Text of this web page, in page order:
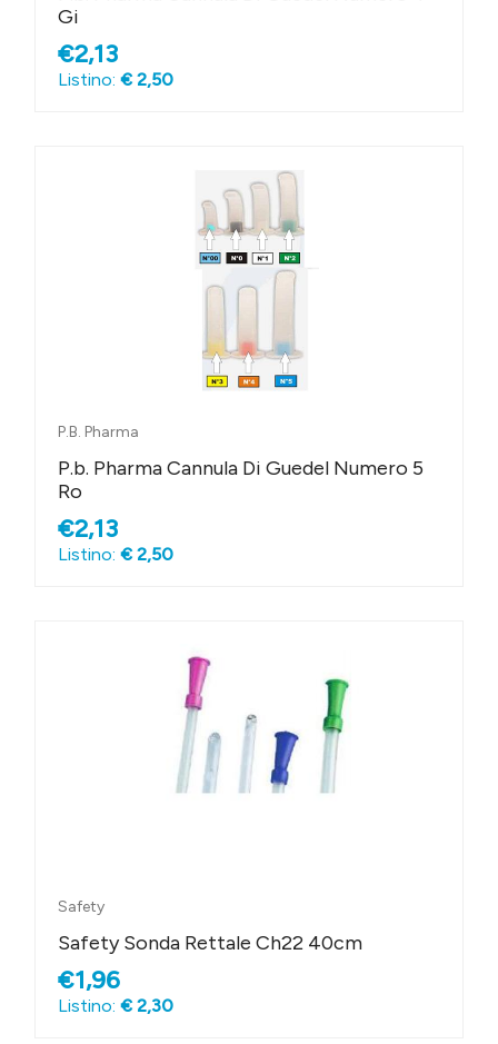
Gi
€2,13
Listino: € 2,50
P.B. Pharma
P.b. Pharma Cannula Di Guedel Numero 5
Ro
€2,13
Listino: € 2,50
Safety
Safety Sonda Rettale Ch22 40cm
€1,96
Listino: € 2,30